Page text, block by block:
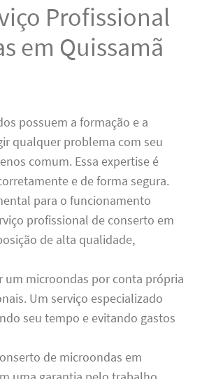
Profissional
em Quissamã
possuem a formação e a
qualquer problema com seu
comum. Essa expertise é
e de forma segura.
para o funcionamento
profissional de conserto em
de alta qualidade,
um microondas por conta própria
Um serviço especializado
seu tempo e evitando gastos
de microondas em